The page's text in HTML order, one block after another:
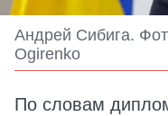
Андрей Сибига.
Ogirenko
По словам